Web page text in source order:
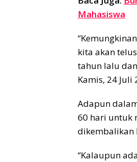
Mahasiswa
kita akan
tahun lalu
Kamis, 24 Juli
Adapun
60 hari untuk
dikembalikan
“Kalaupun